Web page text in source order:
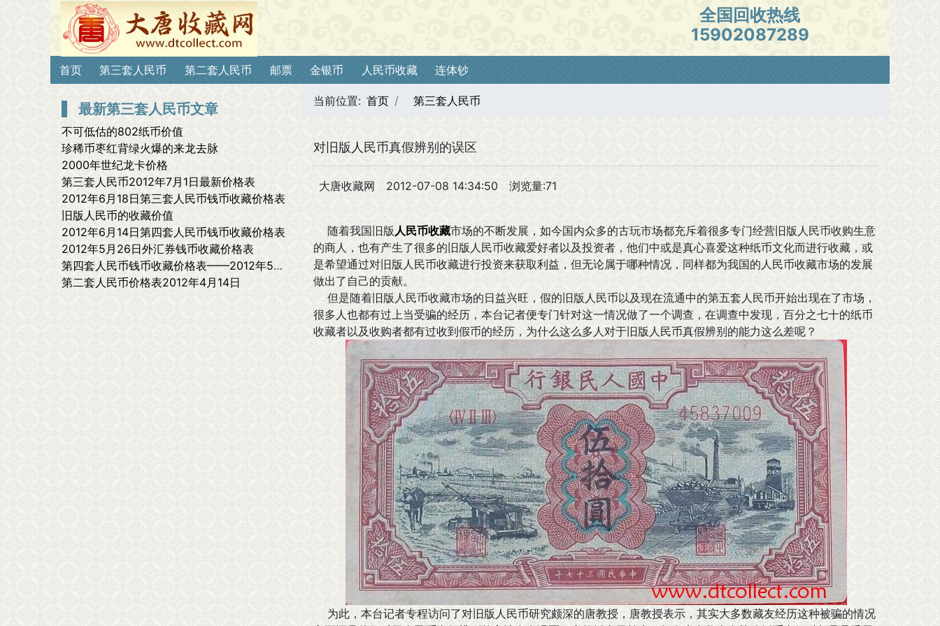
全国回收热线
15902087289
首页 第三套人民币 第二套人民币 邮票 金银币 人民币收藏 连体钞
最新第三套人民币文章
不可低估的802纸币价值
珍稀币枣红背绿火爆的来龙去脉
2000年世纪龙卡价格
第三套人民币2012年7月1日最新价格表
2012年6月18日第三套人民币钱币收藏价格表
旧版人民币的收藏价值
2012年6月14日第四套人民币钱币收藏价格表
2012年5月26日外汇券钱币收藏价格表
第四套人民币钱币收藏价格表——2012年5月12日最新报价
第二套人民币价格表2012年4月14日
当前位置: 首页 第三套人民币
对旧版人民币真假辨别的误区
大唐收藏网 2012-07-08 14:34:50 浏览量:71
随着我国旧版 人民币收藏市场的不断发展，如今国内众多的古玩市场都充斥着很多专门经营旧版人民币收购生意
的商人，也有产生了很多的旧版人民币收藏爱好者以及投资者，他们中或是真心喜爱这种纸币文化而进行收藏，或
是希望通过对旧版人民币收藏进行投资来获取利益，但无论属于哪种情况，同样都为我国的人民币收藏市场的发展
做出了自己的贡献。
但是随着旧版人民币收藏市场的日益兴旺，假的旧版人民币以及现在流通中的第五套人民币开始出现在了市场，
很多人也都有过上当受骗的经历，本台记者便专门针对这一情况做了一个调查，在调查中发现，百分之七十的纸币
收藏者以及收购者都有过收到假币的经历，为什么这么多人对于旧版人民币真假辨别的能力这么差呢？
为此，本台记者专程访问了对旧版人民币研究颇深的唐教授，唐教授表示，其实大多数藏友经历这种被骗的情况